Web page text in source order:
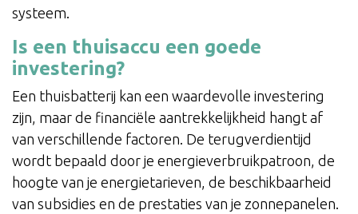
systeem.
Is een thuisaccu een goede
investering?
Een thuisbatterij kan een waardevolle investering
zijn, maar de financiële aantrekkelijkheid hangt af
van verschillende factoren. De terugverdientijd
wordt bepaald door je energieverbruikpatroon, de
hoogte van je energietarieven, de beschikbaarheid
van subsidies en de prestaties van je zonnepanelen.